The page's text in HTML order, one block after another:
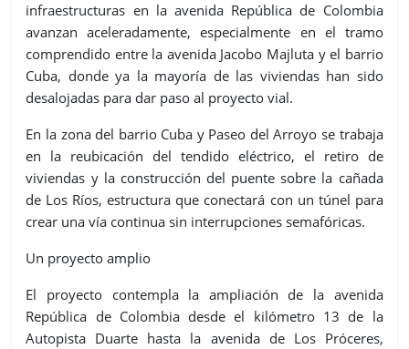
infraestructuras en la avenida República de Colombia
avanzan aceleradamente, especialmente en el tramo
comprendido entre la avenida Jacobo Majluta y el barrio
Cuba, donde ya la mayoría de las viviendas han sido
desalojadas para dar paso al proyecto vial.
En la zona del barrio Cuba y Paseo del Arroyo se trabaja
en la reubicación del tendido eléctrico, el retiro de
viviendas y la construcción del puente sobre la cañada
de Los Ríos, estructura que conectará con un túnel para
crear una vía continua sin interrupciones semafóricas.
Un proyecto amplio
El proyecto contempla la ampliación de la avenida
República de Colombia desde el kilómetro 13 de la
Autopista Duarte hasta la avenida de Los Próceres,